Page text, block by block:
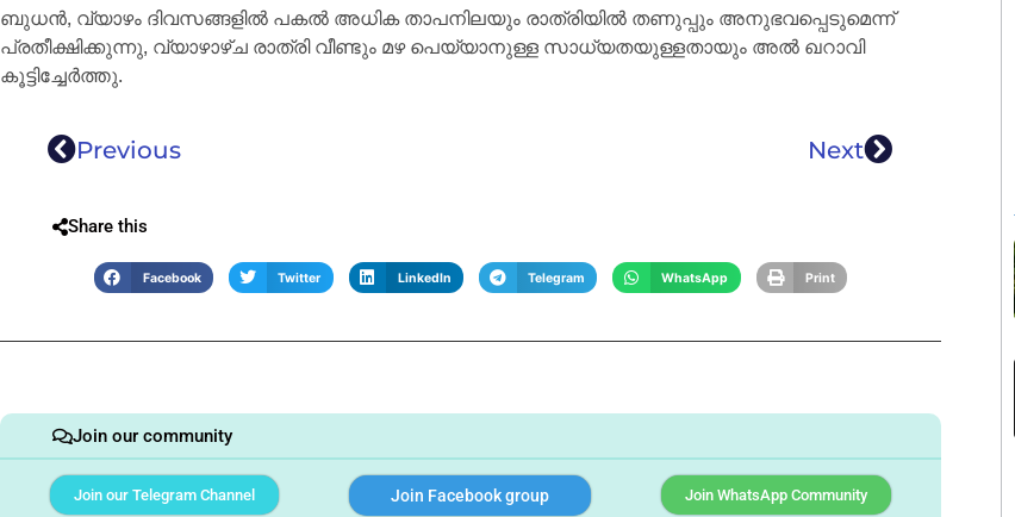
ബുധൻ, വ്യാഴം ദിവസങ്ങളിൽ പകൽ അധിക താപനിലയും രാത്രിയിൽ തണുപ്പും അനുഭവപ്പെടുമെന്ന്
പ്രതീക്ഷിക്കുന്നു, വ്യാഴാഴ്ച രാത്രി വീണ്ടും മഴ പെയ്യാനുള്ള സാധ്യതയുള്ളതായും അൽ ഖറാവി
കൂട്ടിച്ചേർത്തു.
Previous Next
Share this
Facebook Twitter LinkedIn Telegram WhatsApp Print
Join our community
Join our Telegram Channel Join Facebook group Join WhatsApp Community